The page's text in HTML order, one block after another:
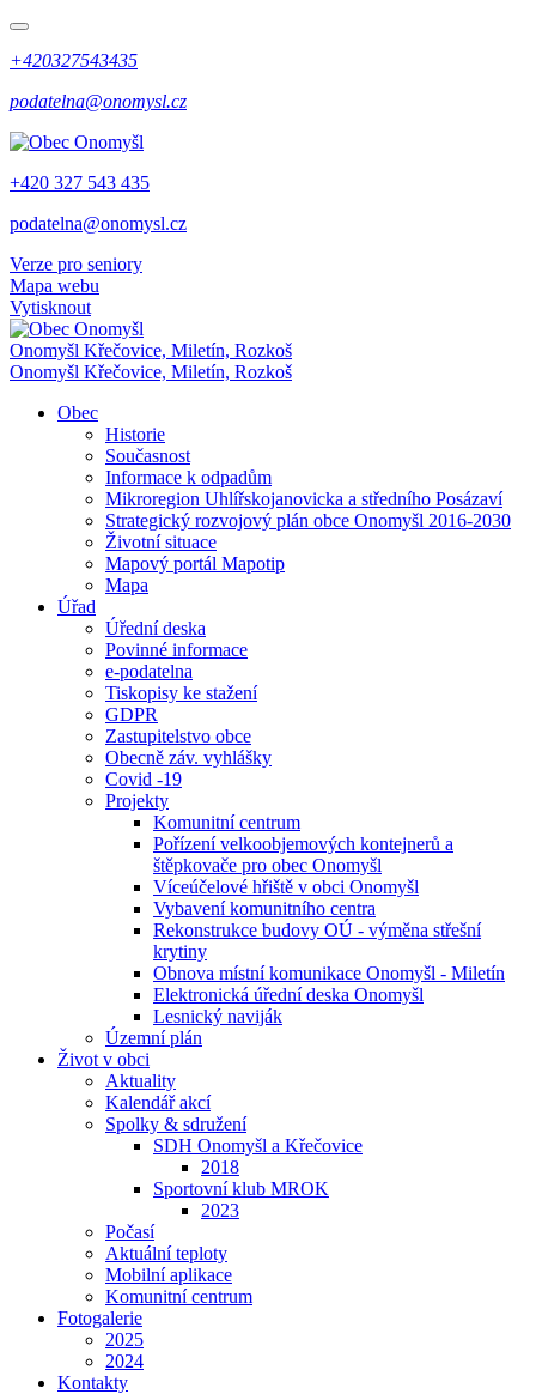
+420327543435
podatelna@onomysl.cz
+420 327 543 435
podatelna@onomysl.cz
Verze pro seniory
Mapa webu
Vytisknout
Onomyšl Křečovice, Miletín, Rozkoš
Onomyšl Křečovice, Miletín, Rozkoš
Obec
Historie
Současnost
Informace k odpadům
Mikroregion Uhlířskojanovicka a středního Posázaví
Strategický rozvojový plán obce Onomyšl 2016-2030
Životní situace
Mapový portál Mapotip
Mapa
Úřad
Úřední deska
Povinné informace
e-podatelna
Tiskopisy ke stažení
GDPR
Zastupitelstvo obce
Obecně záv. vyhlášky
Covid -19
Projekty
Komunitní centrum
Pořízení velkoobjemových kontejnerů a
štěpkovače pro obec Onomyšl
Víceúčelové hřiště v obci Onomyšl
Vybavení komunitního centra
Rekonstrukce budovy OÚ - výměna střešní
krytiny
Obnova místní komunikace Onomyšl - Miletín
Elektronická úřední deska Onomyšl
Lesnický naviják
Územní plán
Život v obci
Aktuality
Kalendář akcí
Spolky & sdružení
SDH Onomyšl a Křečovice
2018
Sportovní klub MROK
2023
Počasí
Aktuální teploty
Mobilní aplikace
Komunitní centrum
Fotogalerie
2025
2024
Kontakty